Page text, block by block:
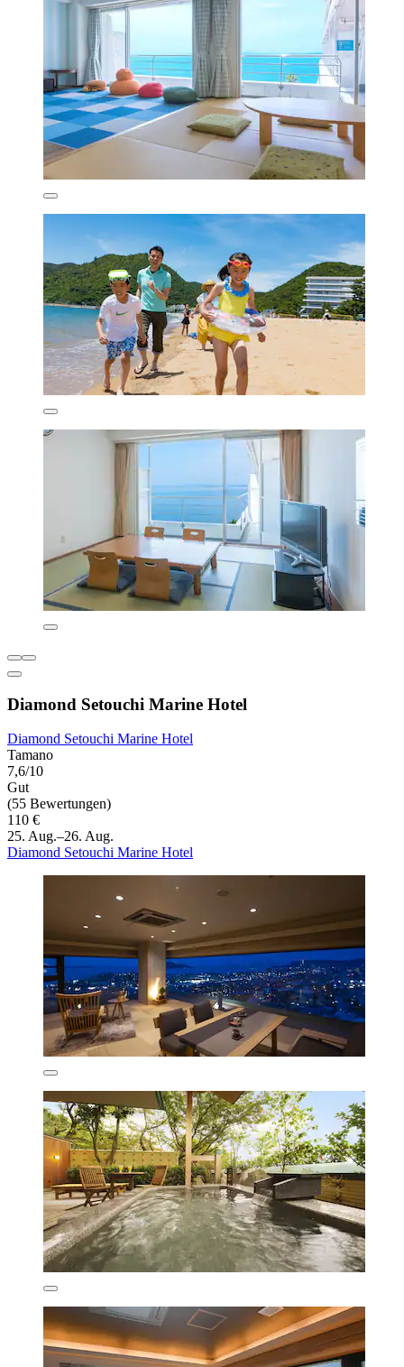
Diamond Setouchi Marine Hotel
Diamond Setouchi Marine Hotel
Tamano
7,6/10
Gut
(55 Bewertungen)
110 €
25. Aug.–26. Aug.
Diamond Setouchi Marine Hotel